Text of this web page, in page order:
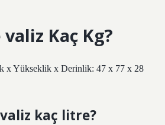
Kaç Kg?
x Yükseklik x Derinlik: 47 x 77 x 28
kaç litre?